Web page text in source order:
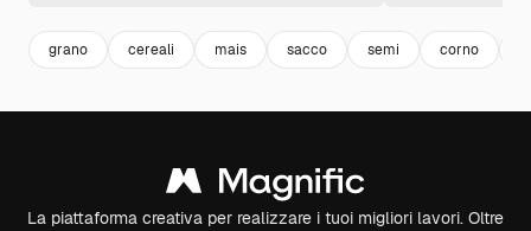
grano cereali mais sacco semi corno
La piattaforma creativa per realizzare i tuoi migliori lavori. Oltre